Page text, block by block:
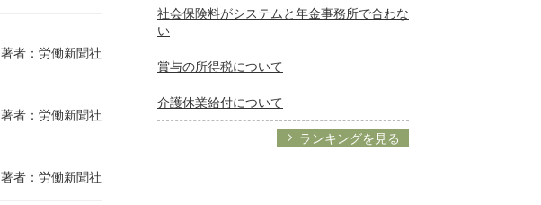
著者：労働新聞社
著者：労働新聞社
著者：労働新聞社
社会保険料がシステムと年金事務所で合わな
い
賞与の所得税について
介護休業給付について
ランキングを見る